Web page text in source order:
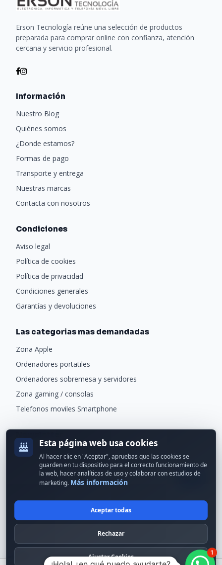
Erson Tecnología reúne una selección de productos
preparada para comprar online con confianza, atención
cercana y servicio profesional.
Información
Nuestro Blog
Quiénes somos
¿Donde estamos?
Formas de pago
Transporte y entrega
Nuestras marcas
Contacta con nosotros
Condiciones
Aviso legal
Política de cookies
Política de privacidad
Condiciones generales
Garantías y devoluciones
Las categorias mas demandadas
Zona Apple
Ordenadores portatiles
Ordenadores sobremesa y servidores
Zona gaming / consolas
Telefonos moviles Smartphone
Recibe ofertas exclusivas y novedades.
© 2024 Erson Tecnología. Todos los derechos reservados.
Política de privacidad
Condiciones Generales 1
Esta página web usa cookies
Al hacer clic en "Aceptar", apruebas que las cookies se
guarden en tu dispositivo para el correcto funcionamiento de
la web, hacer analíticas de uso y colaborar con estudios de
marketing. Más información
Aceptar todas
Rechazar
Ajustar Cookies